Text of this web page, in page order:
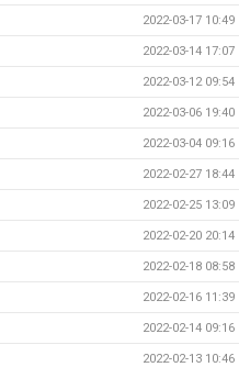
2022-03-17 10:49
2022-03-14 17:07
2022-03-12 09:54
2022-03-06 19:40
2022-03-04 09:16
2022-02-27 18:44
2022-02-25 13:09
2022-02-20 20:14
2022-02-18 08:58
2022-02-16 11:39
2022-02-14 09:16
2022-02-13 10:46